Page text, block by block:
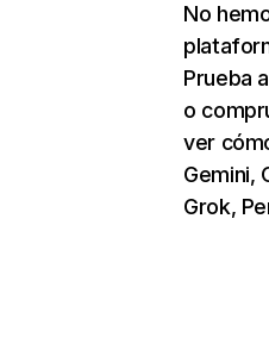
No
Prueba
o
ver
Gemini,
Grok,